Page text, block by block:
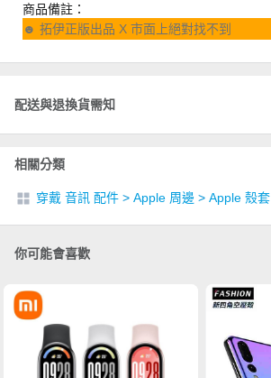
商品備註：
☻ 拓伊正版出品 X 市面上絕對找不到
配送與退換貨需知
相關分類
穿戴 音訊 配件 > Apple 周邊 > Apple 殼套
你可能會喜歡